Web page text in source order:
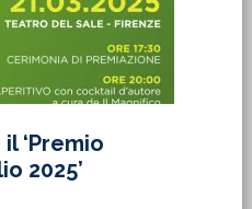
‘Premio
2025’